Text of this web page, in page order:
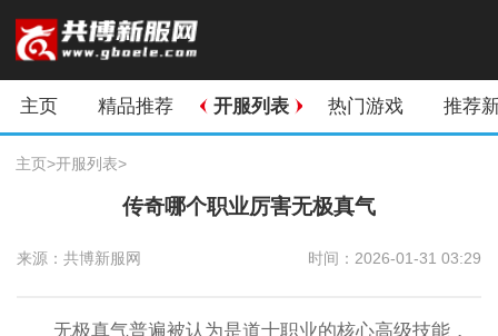
主页 精品推荐 开服列表 热门游戏 推荐
主页>开服列表>
传奇哪个职业厉害无极真气
来源：共博新服网 时间：2026-01-31 03:29
无极真气普遍被认为是道士职业的核心高级技能，